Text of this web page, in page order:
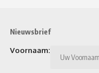
Nieuwsbrief
Voornaam: